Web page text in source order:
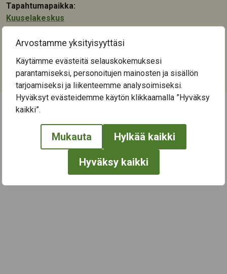
Arvostamme yksityisyyttäsi
Käytämme evästeitä selauskokemuksesi
parantamiseksi, personoitujen mainosten ja sisällön
tarjoamiseksi ja liikenteemme analysoimiseksi.
Hyväksyt evästeidemme käytön klikkaamalla ”Hyväksy
kaikki”.
Mukauta Hylkää kaikki
Hyväksy kaikki
Tapahtumapaikka:
Kuuselakeskus
33900 Tampere
Kategoriat:
Liikunta